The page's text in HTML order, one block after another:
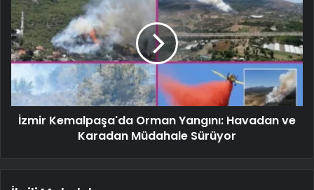
İzmir Kemalpaşa'da Orman Yangını: Havadan ve
Karadan Müdahale Sürüyor